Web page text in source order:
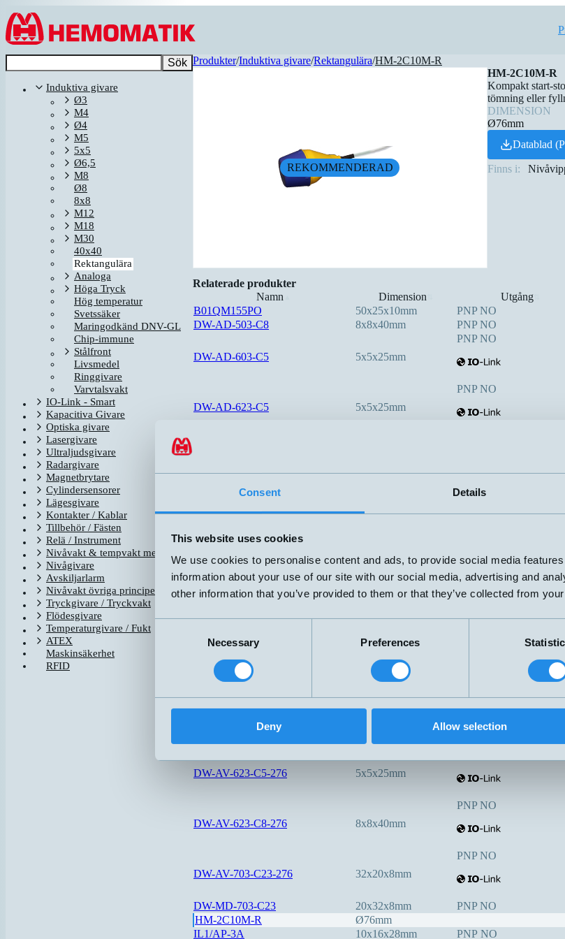
Consent Details
This website uses cookies
We use cookies to personalise content and ads, to provide social media
information about your use of our site with our social media, advertising and
other information that you’ve provided to them or that they’ve collected from
Necessary Preferences
Deny Allow selection
Hoppa till innehållet
Sök
Induktiva givare
Ø3
M4
Ø4
M5
5x5
Ø6,5
M8
Ø8
8x8
M12
M18
M30
40x40
Rektangulära
Analoga
Höga Tryck
Hög temperatur
Svetssäker
Maringodkänd DNV-GL
Chip-immune
Stålfront
Livsmedel
Ringgivare
Varvtalsvakt
IO-Link - Smart
Kapacitiva Givare
Optiska givare
Lasergivare
Ultraljudsgivare
Radargivare
Magnetbrytare
Cylindersensorer
Lägesgivare
Kontakter / Kablar
Tillbehör / Fästen
Relä / Instrument
Nivåvakt & tempvakt med flottör
Nivågivare
Avskiljarlarm
Nivåvakt övriga principer
Tryckgivare / Tryckvakt
Flödesgivare
Temperaturgivare / Fukt
ATEX
Maskinsäkerhet
RFID
Produkter/Induktiva givare/Rektangulära/HM-2C10M-R
REKOMMENDERAD
HM-2C10M-R
Kompakt start-
tömning eller
DIMENSION
Ø76mm
Datablad
Finns i:
Relaterade produkter
Namn
Dimension Utgång
B01QM155PO 50x25x10mm PNP NO
DW-AD-503-C8
8x8x40mm PNP NO
DW-AD-603-C5 5x5x25mm
PNP NO
DW-AD-623-C5 5x5x25mm
PNP NO
PNP NO och NC
DW-AS-62A-C44 40x40x67mm
PNP NO och NC
DW-AS-503-C8 8x8x59mm
DW-AS-603-C8-001 8x8x59mm
DW-AV-603-C5-276
DW-AV-623-C5-276 5x5x25mm
DW-AV-623-C8-276 8x8x40mm
PNP NO
DW-AV-703-C23-276 32x20x8mm
PNP NO
DW-MD-703-C23 20x32x8mm PNP NO
HM-2C10M-R
Ø76mm
IL1/AP-3A
10x16x28mm PNP NO